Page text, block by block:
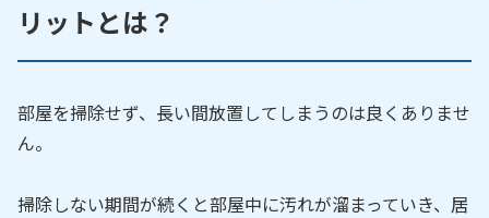
リットとは？
部屋を掃除せず、長い間放置してしまうのは良くありませ
ん。
掃除しない期間が続くと部屋中に汚れが溜まっていき、居